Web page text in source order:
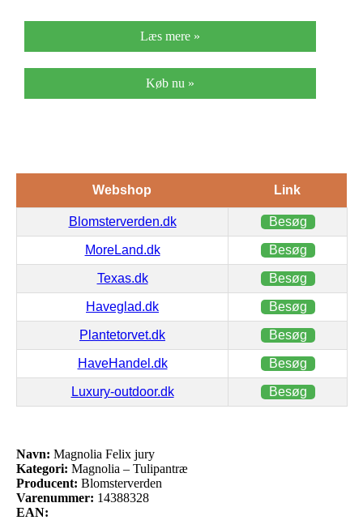
Læs mere »
Køb nu »
Webshop Link
Blomsterverden.dk Besøg
MoreLand.dk Besøg
Texas.dk Besøg
Haveglad.dk Besøg
Plantetorvet.dk Besøg
HaveHandel.dk Besøg
Luxury-outdoor.dk Besøg
Navn: Magnolia Felix jury
Kategori: Magnolia – Tulipantræ
Producent: Blomsterverden
Varenummer: 14388328
EAN: